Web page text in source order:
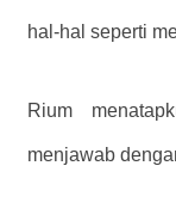
hal-hal seperti
Rium
menjawab